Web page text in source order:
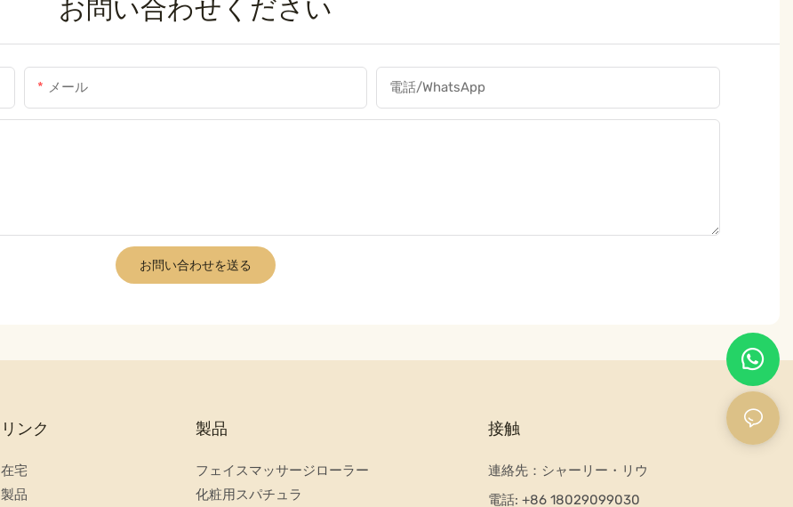
お問い合わせください
メール 電話/WhatsApp
お問い合わせを送る
リンク
在宅
製品
製品
フェイスマッサージローラー
化粧用スパチュラ
接触
連絡先：シャーリー・リウ
電話: +86 18029099030